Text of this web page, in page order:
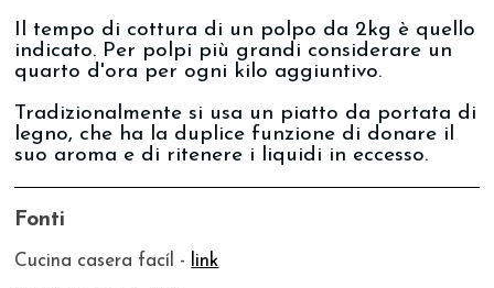
Il tempo di cottura di un polpo da 2kg è quello
indicato. Per polpi più grandi considerare un
quarto d'ora per ogni kilo aggiuntivo.
Tradizionalmente si usa un piatto da portata di
legno, che ha la duplice funzione di donare il
suo aroma e di ritenere i liquidi in eccesso.
Fonti
Cucina casera facíl - link